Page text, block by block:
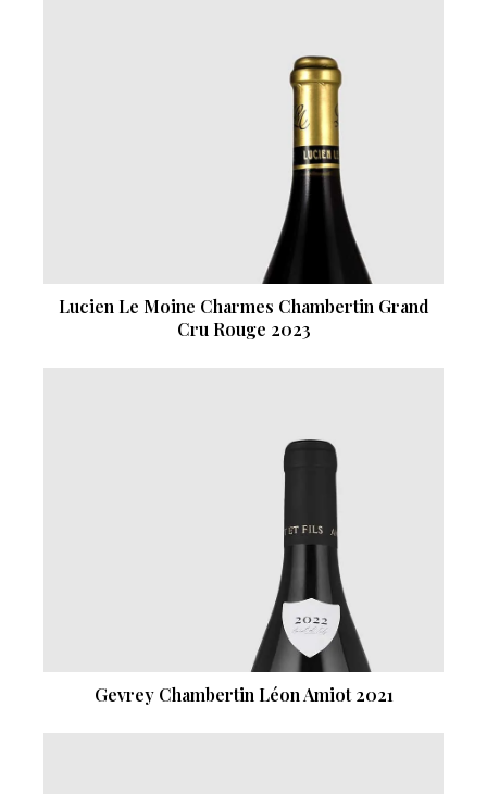
Lucien Le Moine Charmes Chambertin Grand
Cru Rouge 2023
Gevrey Chambertin Léon Amiot 2021